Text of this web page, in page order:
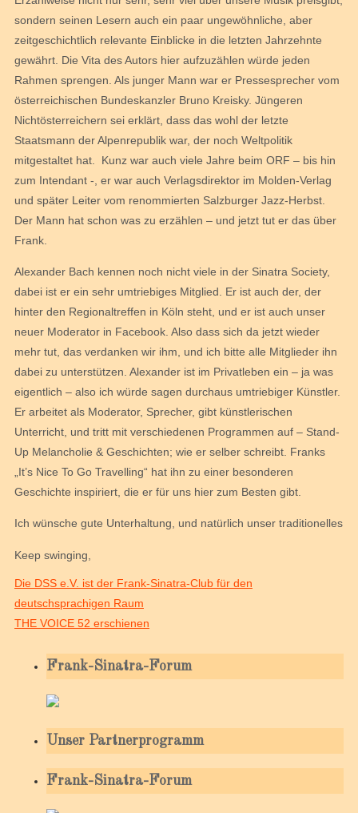
sondern seinen Lesern auch ein paar ungewöhnliche, aber
zeitgeschichtlich relevante Einblicke in die letzten Jahrzehnte
gewährt. Die Vita des Autors hier aufzuzählen würde jeden
Rahmen sprengen. Als junger Mann war er Pressesprecher vom
österreichischen Bundeskanzler Bruno Kreisky. Jüngeren
Nichtösterreichern sei erklärt, dass das wohl der letzte
Staatsmann der Alpenrepublik war, der noch Weltpolitik
mitgestaltet hat. Kunz war auch viele Jahre beim ORF – bis hin
zum Intendant -, er war auch Verlagsdirektor im Molden-Verlag
und später Leiter vom renommierten Salzburger Jazz-Herbst.
Der Mann hat schon was zu erzählen – und jetzt tut er das über
Frank.
Alexander Bach kennen noch nicht viele in der Sinatra Society,
dabei ist er ein sehr umtriebiges Mitglied. Er ist auch der, der
hinter den Regionaltreffen in Köln steht, und er ist auch unser
neuer Moderator in Facebook. Also dass sich da jetzt wieder
mehr tut, das verdanken wir ihm, und ich bitte alle Mitglieder ihn
dabei zu unterstützen. Alexander ist im Privatleben ein – ja was
eigentlich – also ich würde sagen durchaus umtriebiger Künstler.
Er arbeitet als Moderator, Sprecher, gibt künstlerischen
Unterricht, und tritt mit verschiedenen Programmen auf – Stand-
Up Melancholie & Geschichten; wie er selber schreibt. Franks
„It’s Nice To Go Travelling“ hat ihn zu einer besonderen
Geschichte inspiriert, die er für uns hier zum Besten gibt.
Ich wünsche gute Unterhaltung, und natürlich unser traditionelles
Keep swinging,
Die DSS e.V. ist der Frank-Sinatra-Club für den
deutschsprachigen Raum
THE VOICE 52 erschienen
Frank-Sinatra-Forum
Unser Partnerprogramm
Frank-Sinatra-Forum